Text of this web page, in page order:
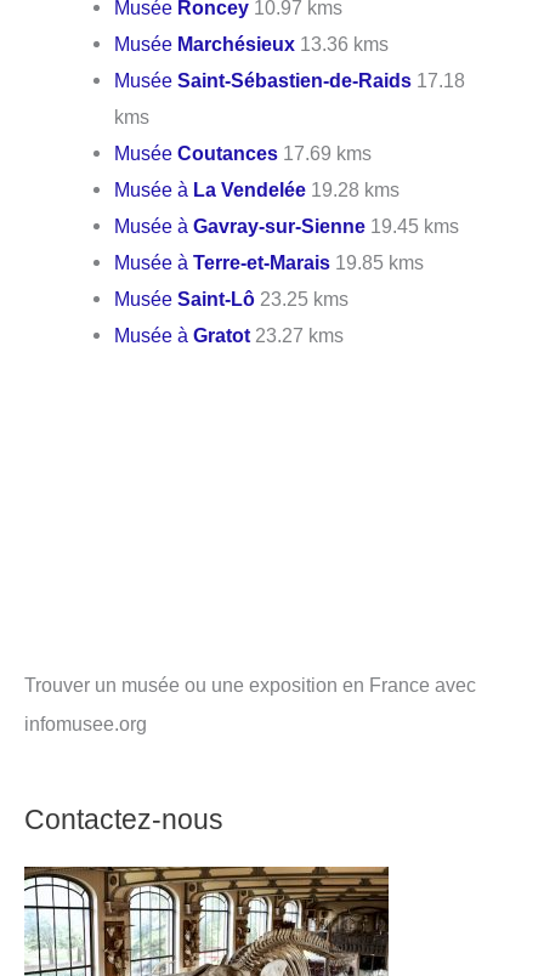
Musée Roncey 10.97 kms
Musée Marchésieux 13.36 kms
MuséeSaint-Sébastien-de-Raids 17.18
kms
MuséeCoutances 17.69 kms
Musée à La Vendelée 19.28 kms
Musée àGavray-sur-Sienne 19.45 kms
Musée àTerre-et-Marais 19.85 kms
MuséeSaint-Lô 23.25 kms
Musée àGratot 23.27 kms
Trouver un musée ou une exposition en France avec
infomusee.org
Contactez-nous